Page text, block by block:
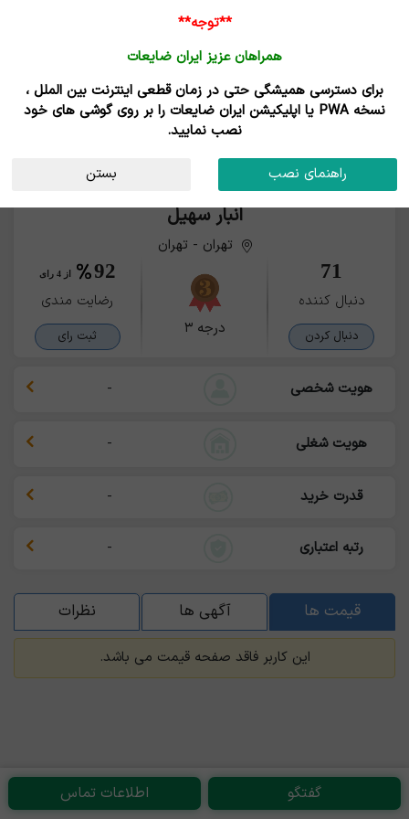
قیمت روز خریداران فروشندگان
انبار سهیل
تهران - تهران
71
دنبال کننده
دنبال کردن درجه ۳
92 از 4 رای
رضایت مندی
ثبت رای
هویت شخصی -
هویت شغلی -
قدرت خرید -
رتبه اعتباری -
قیمت ها آگهی ها نظرات
این کاربر فاقد صفحه قیمت می باشد.
**توجه**
همراهان عزیز ایران ضایعات
برای دسترسی همیشگی حتی در زمان قطعی اینترنت بین الملل ،
نسخه PWA یا اپلیکیشن ایران ضایعات را بر روی گوشی های خود
نصب نمایید.
راهنمای نصب بستن
گفتگو اطلاعات تماس